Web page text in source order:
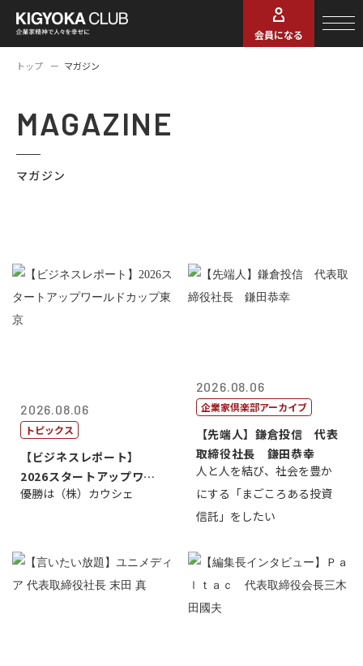
会員になる
トップ マガジン
MAGAZINE
マガジン
2026.08.06
トピックス
【ビジネスレポート】
2026スタートアップワー
ルドカップ東京
優勝は（株）カウシェ
2026.08.06
企業家倶楽部アーカイブ
【先端人】鎌倉投信 代表
取締役社長 鎌田恭幸
人と人を結び、社会を豊か
にする「まごころある投資
信託」をしたい